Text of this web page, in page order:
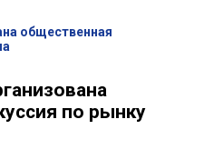
общественная
по рынку